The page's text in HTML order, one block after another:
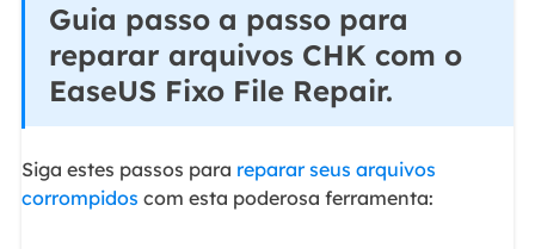
Guia passo a passo para
reparar arquivos CHK com o
EaseUS Fixo File Repair.
Siga estes passos para reparar seus arquivos
corrompidos com esta poderosa ferramenta: